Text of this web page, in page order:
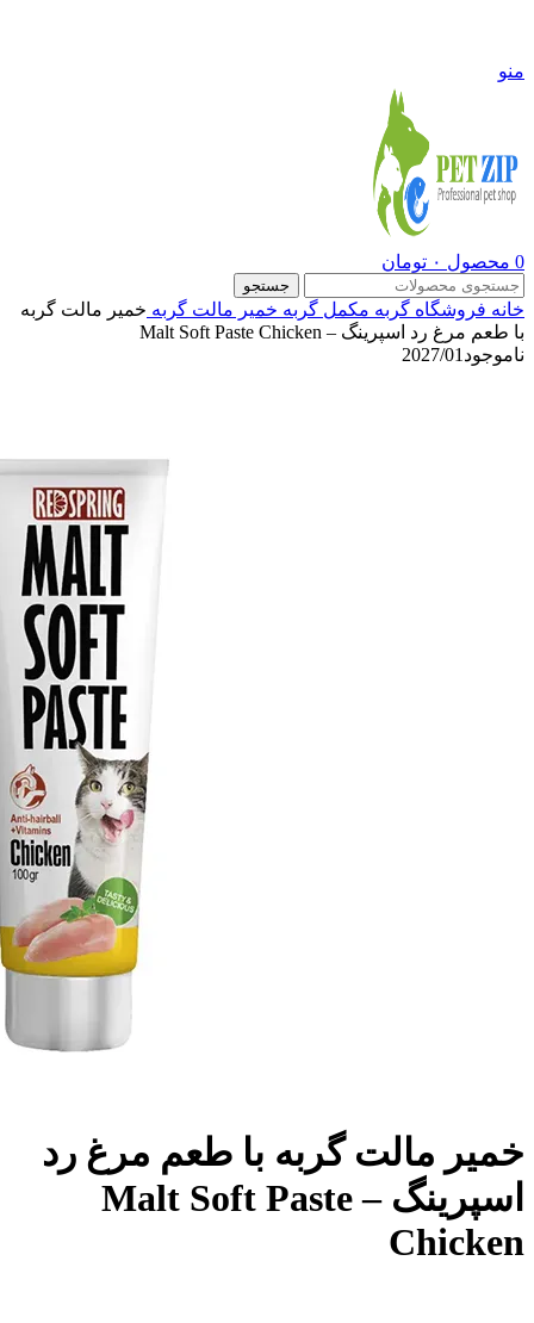
منو
0 محصول ۰ تومان
جستجو
خانه فروشگاه گربه مکمل گربه خمیر مالت گربه خمیر مالت گربه
با طعم مرغ رد اسپرینگ – Malt Soft Paste Chicken
ناموجود 2027/01
خمیر مالت گربه با طعم مرغ رد
اسپرینگ – Malt Soft Paste
Chicken